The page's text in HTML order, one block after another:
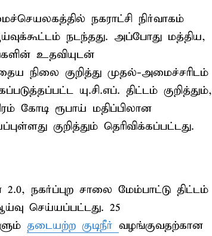
நகராட்சி நிர்வாகம்
நடந்தது. அப்போது மத்திய,
உதவியுடன்
நிலை குறித்து முதல்-அமைச்சரிடம்
யு.சி.எப். திட்டம் குறித்தும்,
கோடி ரூபாய் மதிப்பிலான
குறித்தும் தெரிவிக்கப்பட்டது.
நகர்ப்புற சாலை மேம்பாட்டு திட்டம்
செய்யப்பட்டது. 25
தடையற்ற குடிநீர் வழங்குவதற்கான